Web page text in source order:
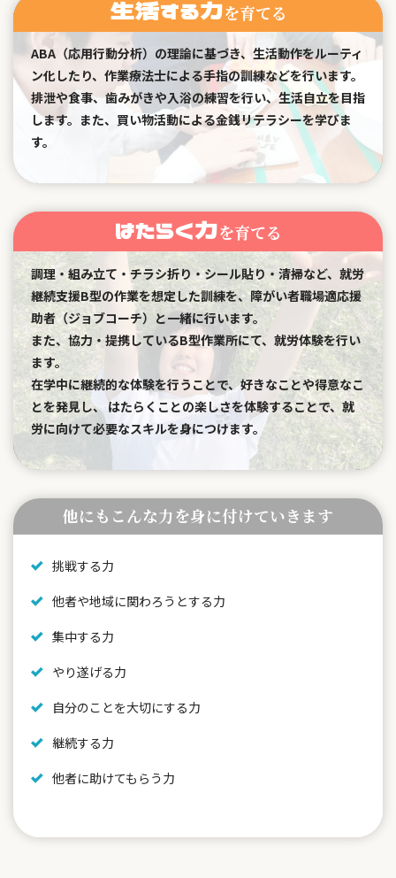
生活する力を育てる
ABA（応用行動分析）の理論に基づき、生活動作をルーティ
ン化したり、作業療法士による手指の訓練などを行います。
排泄や食事、歯みがきや入浴の練習を行い、生活自立を目指
します。また、買い物活動による金銭リテラシーを学びま
す。
はたらく力を育てる
調理・組み立て・チラシ折り・シール貼り・清掃など、就労
継続支援B型の作業を想定した訓練を、障がい者職場適応援
助者（ジョブコーチ）と一緒に行います。
また、協力・提携しているB型作業所にて、就労体験を行い
ます。
在学中に継続的な体験を行うことで、好きなことや得意なこ
とを発見し、 はたらくことの楽しさを体験することで、就
労に向けて必要なスキルを身につけます。
他にもこんな力を身に付けていきます
挑戦する力
他者や地域に関わろうとする力
集中する力
やり遂げる力
自分のことを大切にする力
継続する力
他者に助けてもらう力